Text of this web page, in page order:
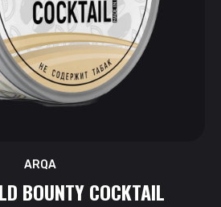
ARQA
BOUNTY COCKTAIL